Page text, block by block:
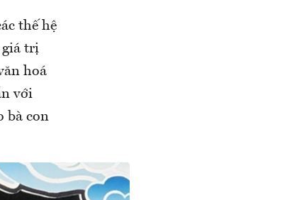
thế hệ
giá trị
hoá
với
bà con